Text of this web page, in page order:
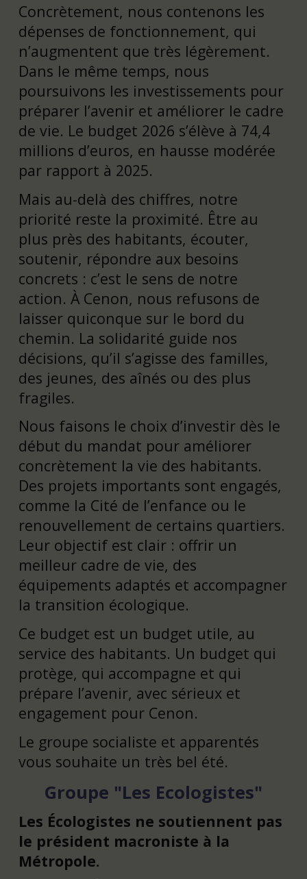
Concrètement, nous contenons les
dépenses de fonctionnement, qui
n’augmentent que très légèrement.
Dans le même temps, nous
poursuivons les investissements pour
préparer l’avenir et améliorer le cadre
de vie. Le budget 2026 s’élève à 74,4
millions d’euros, en hausse modérée
par rapport à 2025.
Mais au-delà des chiffres, notre
priorité reste la proximité. Être au
plus près des habitants, écouter,
soutenir, répondre aux besoins
concrets : c’est le sens de notre
action. À Cenon, nous refusons de
laisser quiconque sur le bord du
chemin. La solidarité guide nos
décisions, qu’il s’agisse des familles,
des jeunes, des aînés ou des plus
fragiles.
Nous faisons le choix d’investir dès le
début du mandat pour améliorer
concrètement la vie des habitants.
Des projets importants sont engagés,
comme la Cité de l’enfance ou le
renouvellement de certains quartiers.
Leur objectif est clair : offrir un
meilleur cadre de vie, des
équipements adaptés et accompagner
la transition écologique.
Ce budget est un budget utile, au
service des habitants. Un budget qui
protège, qui accompagne et qui
prépare l’avenir, avec sérieux et
engagement pour Cenon.
Le groupe socialiste et apparentés
vous souhaite un très bel été.
Groupe "Les Ecologistes"
Les Écologistes ne soutiennent pas
le président macroniste à la
Métropole.